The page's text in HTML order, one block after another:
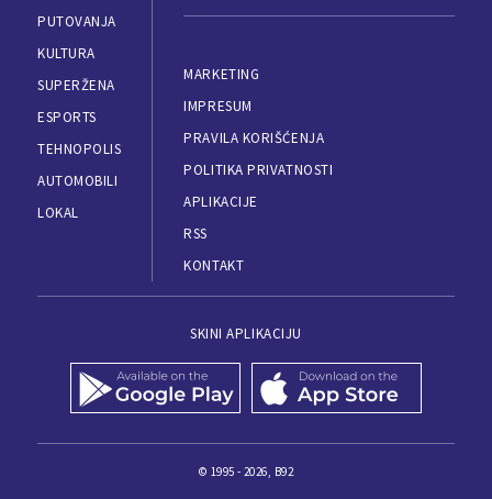
PUTOVANJA
KULTURA
SUPERŽENA
ESPORTS
TEHNOPOLIS
AUTOMOBILI
LOKAL
MARKETING
IMPRESUM
PRAVILA KORIŠĆENJA
POLITIKA PRIVATNOSTI
APLIKACIJE
RSS
KONTAKT
SKINI APLIKACIJU
© 1995 - 2026, B92